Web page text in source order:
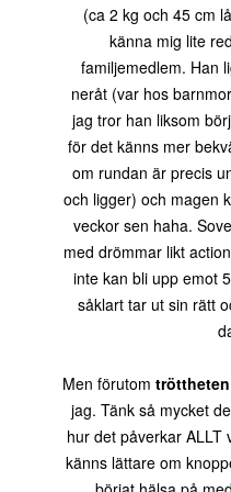
(ca 2 kg och 45 cm
känna mig lite
familjemedlem. Han
neråt (var hos
jag tror han liksom
för det känns mer
om rundan är precis
och ligger) och magen
veckor sen haha.
med drömmar likt
inte kan bli upp emot
såklart tar ut sin rätt
Men förutom tröttheten
jag. Tänk så mycket
hur det påverkar ALLT
känns lättare om